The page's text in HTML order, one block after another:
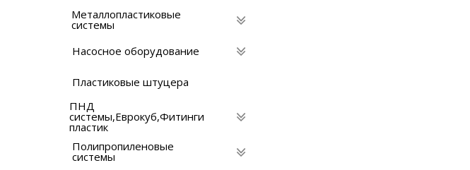
Металлопластиковые
системы
Насосное оборудование
Пластиковые штуцера
ПНД
системы,Eврокуб,Фитинги
пластик
Полипропиленовые
системы